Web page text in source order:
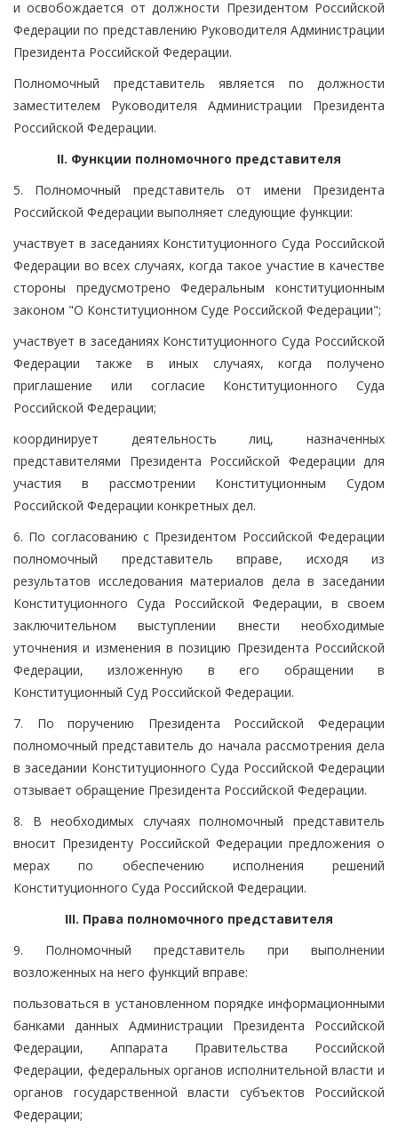
и освобождается от должности Президентом Российской
Федерации по представлению Руководителя Администрации
Президента Российской Федерации.
Полномочный представитель является по должности
заместителем Руководителя Администрации Президента
Российской Федерации.
II. Функции полномочного представителя
5. Полномочный представитель от имени Президента
Российской Федерации выполняет следующие функции:
участвует в заседаниях Конституционного Суда Российской
Федерации во всех случаях, когда такое участие в качестве
стороны предусмотрено Федеральным конституционным
законом "О Конституционном Суде Российской Федерации";
участвует в заседаниях Конституционного Суда Российской
Федерации также в иных случаях, когда получено
приглашение или согласие Конституционного Суда
Российской Федерации;
координирует деятельность лиц, назначенных
представителями Президента Российской Федерации для
участия в рассмотрении Конституционным Судом
Российской Федерации конкретных дел.
6. По согласованию с Президентом Российской Федерации
полномочный представитель вправе, исходя из
результатов исследования материалов дела в заседании
Конституционного Суда Российской Федерации, в своем
заключительном выступлении внести необходимые
уточнения и изменения в позицию Президента Российской
Федерации, изложенную в его обращении в
Конституционный Суд Российской Федерации.
7. По поручению Президента Российской Федерации
полномочный представитель до начала рассмотрения дела
в заседании Конституционного Суда Российской Федерации
отзывает обращение Президента Российской Федерации.
8. В необходимых случаях полномочный представитель
вносит Президенту Российской Федерации предложения о
мерах по обеспечению исполнения решений
Конституционного Суда Российской Федерации.
III. Права полномочного представителя
9. Полномочный представитель при выполнении
возложенных на него функций вправе:
пользоваться в установленном порядке информационными
банками данных Администрации Президента Российской
Федерации, Аппарата Правительства Российской
Федерации, федеральных органов исполнительной власти и
органов государственной власти субъектов Российской
Федерации;